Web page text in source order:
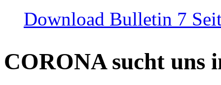
Download Bulletin 7
CORONA sucht uns